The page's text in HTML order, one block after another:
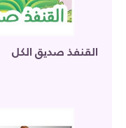
القنفذ صديق الكل